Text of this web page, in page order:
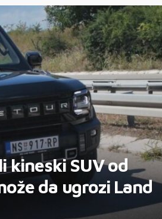
kineski SUV od
da ugrozi Land